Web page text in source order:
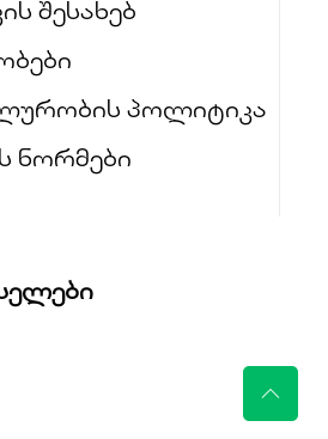
შესახებ
პოლიტიკა
ნორმები